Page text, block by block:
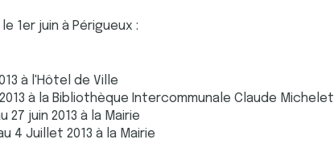
1er juin à Périgueux :
à l'Hôtel de Ville
à la Bibliothèque Intercommunale Claude Michelet
27 juin 2013 à la Mairie
4 Juillet 2013 à la Mairie